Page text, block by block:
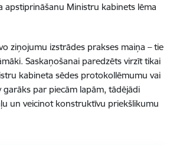
apstiprināšanu Ministru kabinets lēma
ziņojumu izstrādes prakses maiņa – tie
Saskaņošanai paredzēts virzīt tikai
kabineta sēdes protokollēmumu vai
par piecām lapām, tādējādi
un veicinot konstruktīvu priekšlikumu